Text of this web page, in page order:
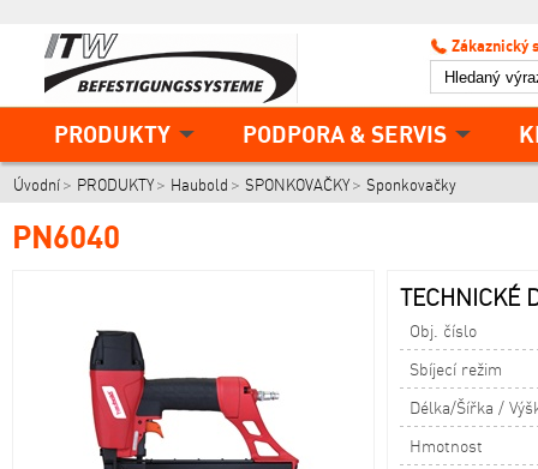
PRODUKTY PODPORA & SERVIS
Zákaznický
Úvodní PRODUKTY Haubold SPONKOVAČKY Sponkovačky
PN6040
TECHNICKÉ
Obj. číslo
Sbíjecí režim
Délka/Šířka /
Hmotnost